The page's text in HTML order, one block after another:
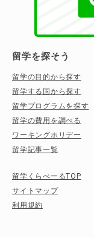
留学を探そう
留学の目的から探す
留学する国から探す
留学プログラムを探す
留学の費用を調べる
ワーキングホリデー
留学記事一覧
留学くらべーるTOP
サイトマップ
利用規約